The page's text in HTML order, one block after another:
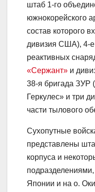
штаб 1-го
южнокорейского
состав которого
дивизия США), 4-
реактивных
«Сержант» и
38-я бригада ЗУР
Геркулес» и три
части тылового
Сухопутные
представлены
корпуса и
Японии и на о.